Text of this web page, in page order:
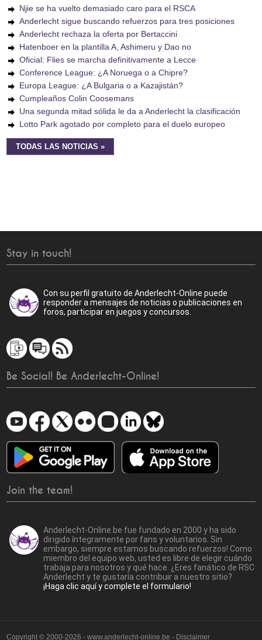
Njie se ha vuelto demasiado caro para el RSCA
Anderlecht sigue buscando refuerzos para tres posiciones
Anderlecht rechaza la oferta por Bertaccini
Hatenboer en la plantilla A, Ashimeru y Dao no
Oficial: Flies se marcha definitivamente a Lecce
Conference League: ¿A Noruega o a Chipre?
Europa League: ¿A Bulgaria o a Kazajistán?
Cumpleaños Colin Coosemans
Una segunda mitad sólida le da a Anderlecht la clasificación
Lotto Park agotado por completo para el duelo europeo
TODAS LAS NOTICIAS »
Stay in touch!
Con su perfil gratuito de Anderlecht-Online puede
responder a mensajes de noticias o publicaciones en
foros, participar en juegos y concursos.
Be Social! Be Anderlecht-Online!
Join the team!
Anderlecht-Online.be fue fundado en 2000 y ha sido
dirigido íntegramente por fans y voluntarios. Sin
embargo, siempre estamos buscando refuerzos! Como
miembro del equipo web, usted es libre de elegir cuándo
trabaja para nosotros y qué hace. ¿Eres fanático de RSC
Anderlecht y te gustaría contribuir a nuestro sitio?
¡Haga clic aquí y complete el formulario!
Copyright © 2000-2026 - www.anderlecht-online.be - Disclaimer